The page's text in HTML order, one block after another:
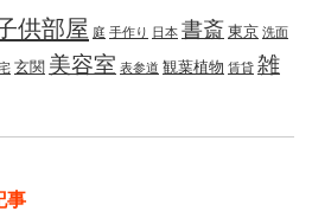
供部屋 庭 手作り 日本 書斎 東京 洗面
玄関 美容室 表参道 観葉植物 賃貸 雑
事